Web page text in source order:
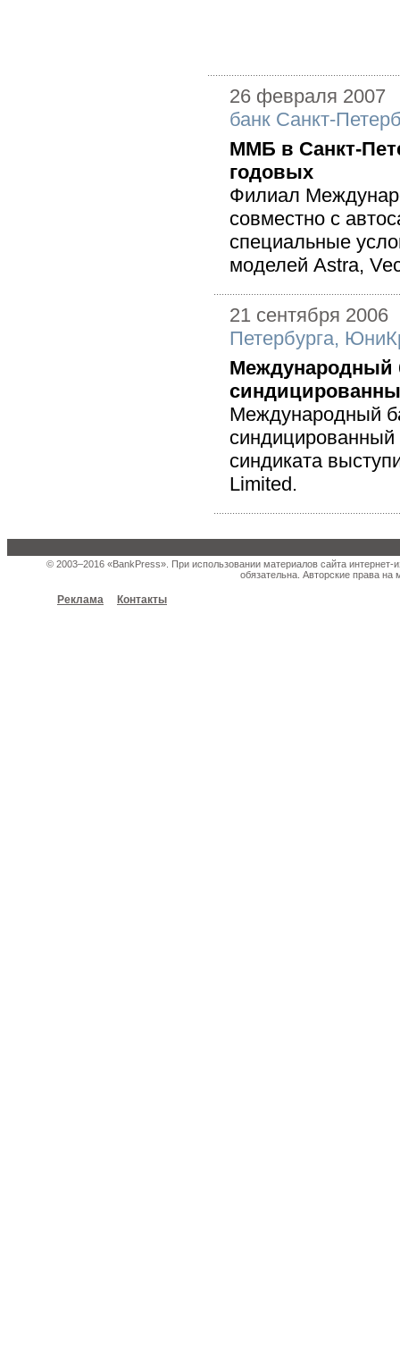
26 февраля 2007
банк Санкт-
ММБ в Санкт-
годовых
Филиал
совместно с
специальные
моделей Astra,
21 сентября 2006
Петербурга,
Международный
Международный
синдиката
Limited.
© 2003–2016 «BankPress». При использовании материалов сайта
обязательна. Авторские права
Реклама Контакты